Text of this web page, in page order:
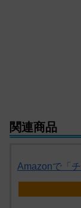
関連商品
Amazonで「